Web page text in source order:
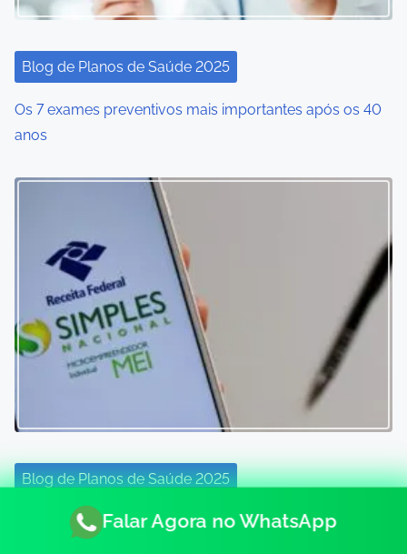
Blog de Planos de Saúde 2025
Os 7 exames preventivos mais importantes após os 40
anos
Blog de Planos de Saúde 2025
Plano de saúde para MEI: como funciona na prática
Falar Agora no WhatsApp